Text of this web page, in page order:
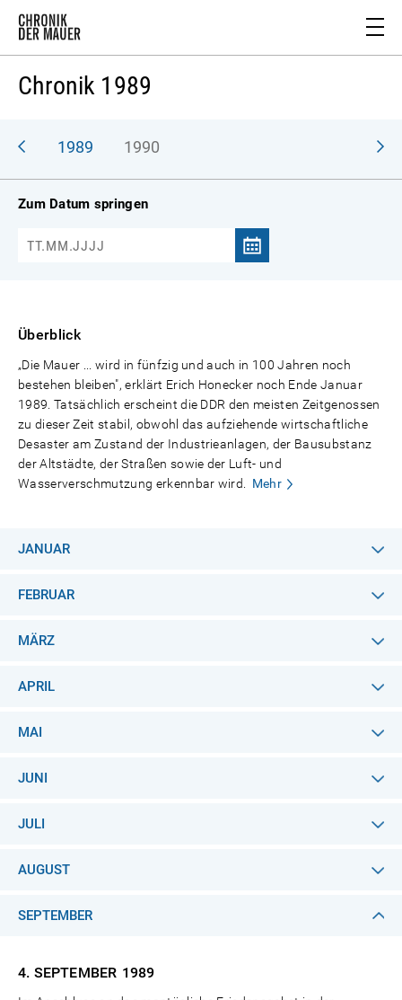
Chronik 1989
1989 1990
Zum Datum springen
Überblick
„Die Mauer ... wird in fünfzig und auch in 100 Jahren noch
bestehen bleiben", erklärt Erich Honecker noch Ende Januar
1989. Tatsächlich erscheint die DDR den meisten Zeitgenossen
zu dieser Zeit stabil, obwohl das aufziehende wirtschaftliche
Desaster am Zustand der Industrieanlagen, der Bausubstanz
der Altstädte, der Straßen sowie der Luft- und
Wasserverschmutzung erkennbar wird.
Mehr
JANUAR
FEBRUAR
MÄRZ
APRIL
MAI
JUNI
JULI
AUGUST
SEPTEMBER
4. SEPTEMBER 1989